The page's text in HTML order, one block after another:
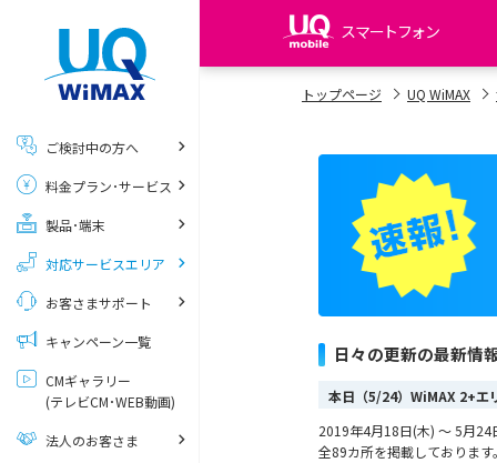
スマートフォン
my UQ WiMAX
My UQ mobile
UQ mobile ご契約の方
UQ mobile
データチャージサイト
トップページ UQ WiMAX
日々の更新の最新情
本日（5/24）WiMAX 2+エ
2019年4月18日(木) ～ 5月24
全89カ所を掲載しております
ご検討中の方へ
料金プラン･サービス
製品･端末
対応サービスエリア
お客さまサポート
キャンペーン一覧
CMギャラリー
(テレビCM･WEB動画)
法人のお客さま